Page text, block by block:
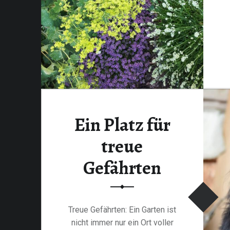
Ein Platz für
treue
Gefährten
Treue Gefährten: Ein Garten ist
nicht immer nur ein Ort voller